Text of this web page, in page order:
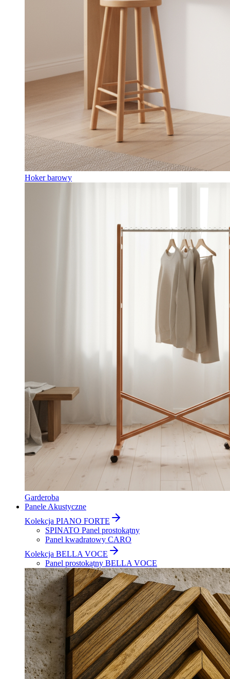
Hoker barowy
Garderoba
Panele Akustyczne
Kolekcja PIANO FORTE
SPINATO Panel prostokątny
Panel kwadratowy CARO
Kolekcja BELLA VOCE
Panel prostokątny BELLA VOCE